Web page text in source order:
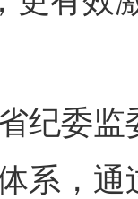
委监
系，